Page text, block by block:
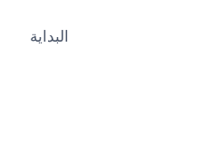
البداية